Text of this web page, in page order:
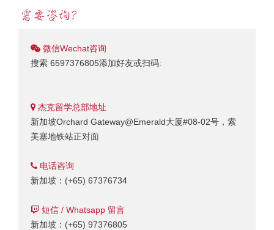
微信Wechat咨询
搜索 6597376805添加好友或扫码:
杰克留学总部地址
新加坡Orchard Gateway@Emerald大厦#08-02号，索
美塞地铁站正对面
电话咨询
新加坡：(+65) 67376734
短信 / Whatsapp 留言
新加坡：(+65) 97376805